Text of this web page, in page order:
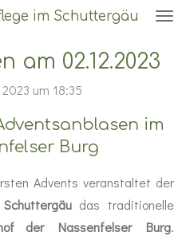
im Schuttergäu
am 02.12.2023
um 18:35
im
Burg
Advents veranstaltet der
das traditionelle
der Nassenfelser Burg.